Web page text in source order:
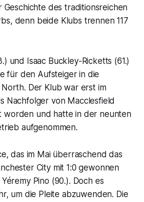
Geschichte des traditionsreichen
denn beide Klubs trennen 117
und Isaac Buckley-Ricketts (61.)
für den Aufsteiger in die
North. Der Klub war erst im
Nachfolger von Macclesfield
worden und hatte in der neunten
aufgenommen.
das im Mai überraschend das
City mit 1:0 gewonnen
Pino (90.). Doch es
um die Pleite abzuwenden. Die